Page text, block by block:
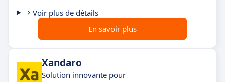
Voir plus de détails
En savoir plus
Xandaro
Solution innovante pour